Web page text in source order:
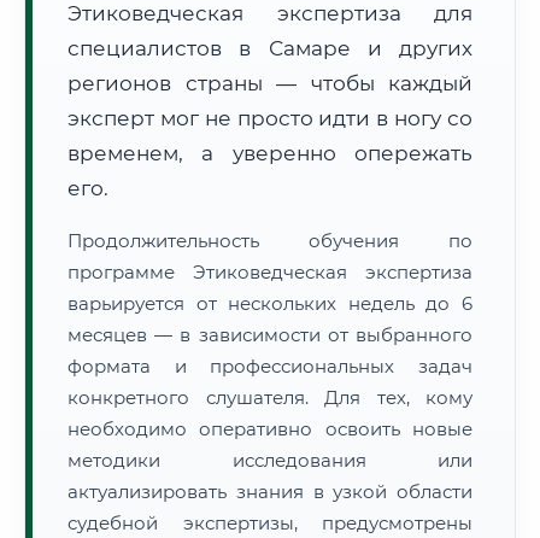
📜 Документы и аккредитация ФИС ФРДО
Нажмите на документ для увеличения и просмотра
Этиковедческая экспертиза для
специалистов в Самаре и других
регионов страны — чтобы каждый
эксперт мог не просто идти в ногу со
временем, а уверенно опережать
его.
Продолжительность обучения по
программе Этиковедческая экспертиза
варьируется от нескольких недель до 6
месяцев — в зависимости от выбранного
формата и профессиональных задач
конкретного слушателя. Для тех, кому
необходимо оперативно освоить новые
методики исследования или
актуализировать знания в узкой области
судебной экспертизы, предусмотрены